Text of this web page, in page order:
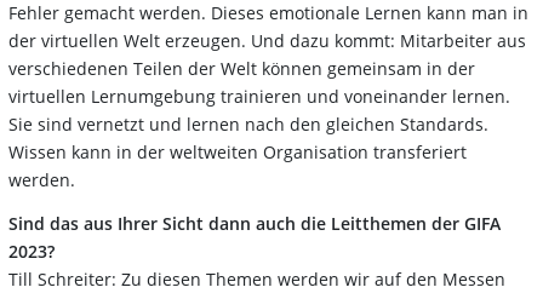
Fehler gemacht werden. Dieses emotionale Lernen kann man in
der virtuellen Welt erzeugen. Und dazu kommt: Mitarbeiter aus
verschiedenen Teilen der Welt können gemeinsam in der
virtuellen Lernumgebung trainieren und voneinander lernen.
Sie sind vernetzt und lernen nach den gleichen Standards.
Wissen kann in der weltweiten Organisation transferiert
werden.
Sind das aus Ihrer Sicht dann auch die Leitthemen der GIFA
2023?
Till Schreiter: Zu diesen Themen werden wir auf den Messen